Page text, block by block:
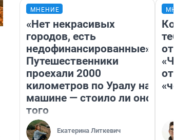
МНЕНИЕ
«Нет некрасивых
городов, есть
недофинансированные».
Путешественники
проехали 2000
километров по Уралу на
машине — стоило ли оно
того
Екатерина Литкевич
тебя